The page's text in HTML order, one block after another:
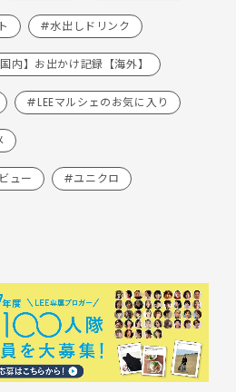
#水出しドリンク
内】お出かけ記録【海外】
#LEEマルシェのお気に入り
ュー #ユニクロ